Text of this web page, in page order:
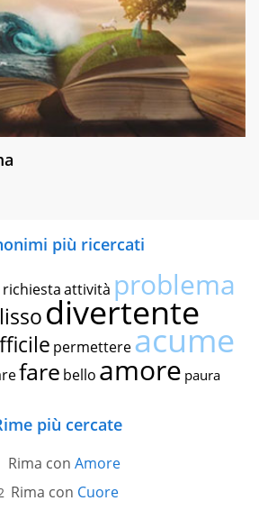
più ricercati
richiestaattività problema
divertente
permettereacume
fare bello amore paura
più cercate
Rima con Amore
Rima con Cuore